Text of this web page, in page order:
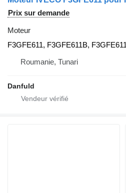
Prix sur demande
Moteur
F3GFE611, F3GFE611B,
Roumanie, Tunari
Danfuld